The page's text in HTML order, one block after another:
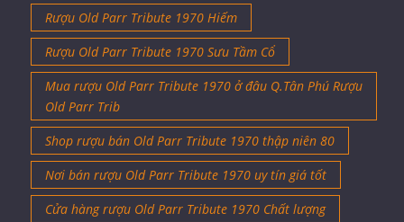
Rượu Old Parr Tribute 1970 Hiếm
Rượu Old Parr Tribute 1970 Sưu Tầm Cổ
Mua rượu Old Parr Tribute 1970 ở đâu Q.Tân Phú Rượu
Old Parr Trib
Shop rượu bán Old Parr Tribute 1970 thập niên 80
Nơi bán rượu Old Parr Tribute 1970 uy tín giá tốt
Cửa hàng rượu Old Parr Tribute 1970 Chất lượng